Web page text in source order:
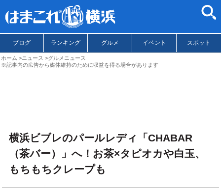
ブログ ランキング グルメ イベント スポット
ホーム ニュース
グルメニュース
※記事内の広告から媒体維持のために収益を得る場合があります
横浜ビブレのパールレディ「CHABAR
（茶バー）」へ！お茶×タピオカや白玉、
もちもちクレープも